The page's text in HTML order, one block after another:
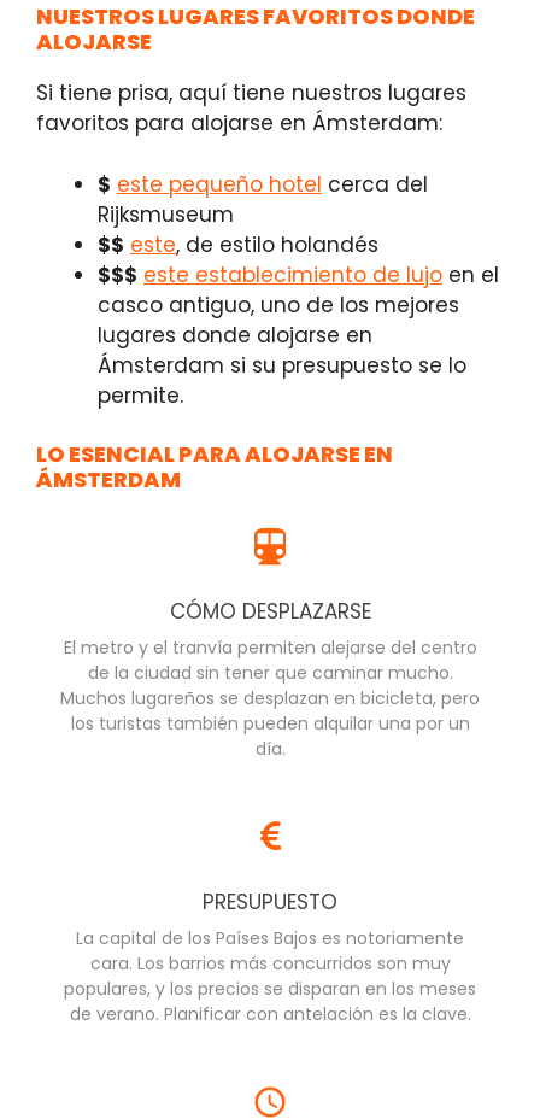
NUESTROS LUGARES FAVORITOS DONDE
ALOJARSE
Si tiene prisa, aquí tiene nuestros lugares
favoritos para alojarse en Ámsterdam:
$ este pequeño hotel cerca del
Rijksmuseum
$$ este, de estilo holandés
$$$ este establecimiento de lujo en el
casco antiguo, uno de los mejores
lugares donde alojarse en
Ámsterdam si su presupuesto se lo
permite.
LO ESENCIAL PARA ALOJARSE EN
ÁMSTERDAM
CÓMO DESPLAZARSE
El metro y el tranvía permiten alejarse del centro
de la ciudad sin tener que caminar mucho.
Muchos lugareños se desplazan en bicicleta, pero
los turistas también pueden alquilar una por un
día.
PRESUPUESTO
La capital de los Países Bajos es notoriamente
cara. Los barrios más concurridos son muy
populares, y los precios se disparan en los meses
de verano. Planificar con antelación es la clave.